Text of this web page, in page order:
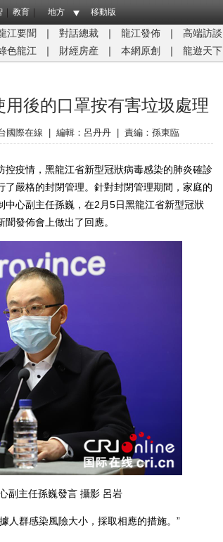
教育 地方 移動版
江要聞 ｜ 對話總裁 ｜ 龍江發佈 ｜ 高端訪談
色龍江 ｜ 財經房産 ｜ 本網原創 ｜ 龍遊天下
後的口罩按有害垃圾處理
國際在線 編輯：呂丹丹 責編：孫東臨
疫情，黑龍江省新型冠狀病毒感染的肺炎確診
嚴格的封閉管理。針對封閉管理期間，家庭的
心副主任孫巍，在2月5日黑龍江省新型冠狀
發佈會上做出了回應。
副主任孫巍發言 攝影 呂岩
群感染風險大小，採取相應的措施。”